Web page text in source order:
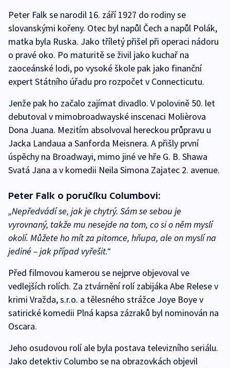
Peter Falk se narodil 16. září 1927 do rodiny se
slovanskými kořeny. Otec byl napůl Čech a napůl Polák,
matka byla Ruska. Jako tříletý přišel při operaci nádoru
o pravé oko. Po maturitě se živil jako kuchař na
zaoceánské lodi, po vysoké škole pak jako finanční
expert Státního úřadu pro rozpočet v Connecticutu.
Jenže pak ho začalo zajímat divadlo. V polovině 50. let
debutoval v mimobroadwayské inscenaci Molièrova
Dona Juana. Mezitím absolvoval hereckou průpravu u
Jacka Landaua a Sanforda Meisnera. A přišly první
úspěchy na Broadwayi, mimo jiné ve hře G. B. Shawa
Svatá Jana a v komedii Neila Simona Zajatec 2. avenue.
Peter Falk o poručíku Columbovi:
„Nepředvádí se, jak je chytrý. Sám se sebou je
vyrovnaný, takže mu nesejde na tom, co si o něm myslí
okolí. Můžete ho mít za pitomce, hňupa, ale on myslí na
jediné – jak případ vyřešit.“
Před filmovou kamerou se nejprve objevoval ve
vedlejších rolích. Za ztvárnění rolí zabijáka Abe Relese v
krimi Vražda, s.r.o. a tělesného strážce Joye Boye v
satirické komedii Plná kapsa zázraků byl nominován na
Oscara.
Jeho osudovou rolí ale byla postava televizního seriálu.
Jako detektiv Columbo se na obrazovkách objevil